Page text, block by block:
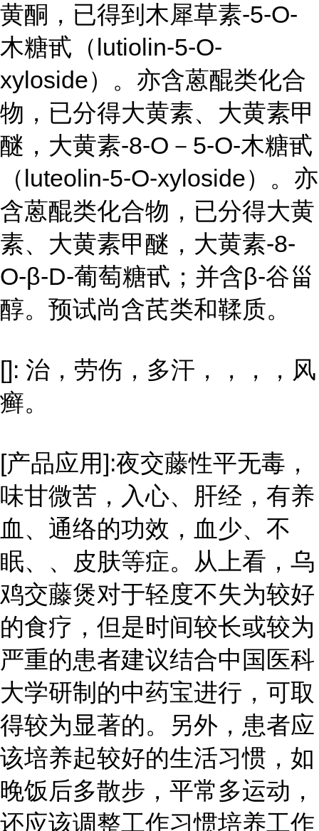
黄酮，已得到木犀草素-5-O-
木糖甙（lutiolin-5-O-
xyloside）。亦含蒽醌类化合
物，已分得大黄素、大黄素甲
醚，大黄素-8-O－5-O-木糖甙
（luteolin-5-O-xyloside）。亦
含蒽醌类化合物，已分得大黄
素、大黄素甲醚，大黄素-8-
O-β-D-葡萄糖甙；并含β-谷甾
醇。预试尚含芪类和鞣质。
[]: 治，劳伤，多汗，，，，风
癣。
[产品应用]:夜交藤性平无毒，
味甘微苦，入心、肝经，有养
血、通络的功效，血少、不
眠、、皮肤等症。从上看，乌
鸡交藤煲对于轻度不失为较好
的食疗，但是时间较长或较为
严重的患者建议结合中国医科
大学研制的中药宝进行，可取
得较为显著的。另外，患者应
该培养起较好的生活习惯，如
晚饭后多散步，平常多运动，
还应该调整工作习惯培养工作